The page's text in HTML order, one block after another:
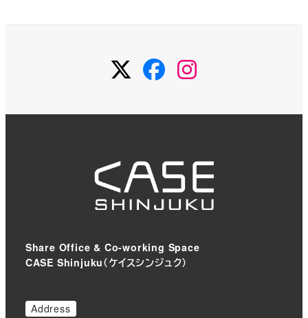
TwitterFacebook
Share Office & Co-working Space
CASE Shinjuku（ケイスシンジュク）
Address